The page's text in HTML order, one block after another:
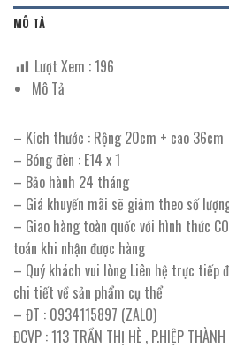
MÔ TẢ
Lượt Xem :196
Mô Tả
– Kích thước : Rộng 20cm + cao 36cm
– Bóng đèn : E14 x 1
– Bảo hành 24 tháng
– Giá khuyến mãi sẽ giảm theo số
– Giao hàng toàn quốc với hình thức
toán khi nhận được hàng
– Quý khách vui lòng Liên hệ trực tiếp
chi tiết về sản phẩm cụ thể
– ĐT : 0934115897 (ZALO)
ĐCVP : 113 TRẦN THỊ HÈ , P.HIỆP